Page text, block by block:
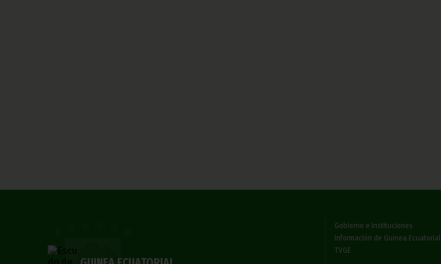
Gobierno e Instituciones
Información de Guinea Ecuatorial
TVGE